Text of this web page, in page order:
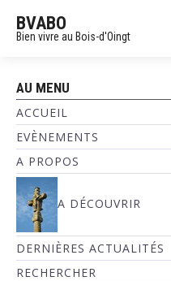
BVABO
Bien vivre au Bois-d'Oingt
AU MENU
ACCUEIL
EVÈNEMENTS
A PROPOS
A DÉCOUVRIR
DERNIÈRES ACTUALITÉS
RECHERCHER